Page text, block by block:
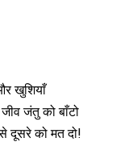
खुशियाँ
जंतु को बाँटो
दूसरे को मत दो!